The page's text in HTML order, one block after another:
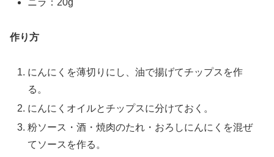
ニラ：20g
作り方
にんにくを薄切りにし、油で揚げてチップスを作
る。
にんにくオイルとチップスに分けておく。
粉ソース・酒・焼肉のたれ・おろしにんにくを混ぜ
てソースを作る。